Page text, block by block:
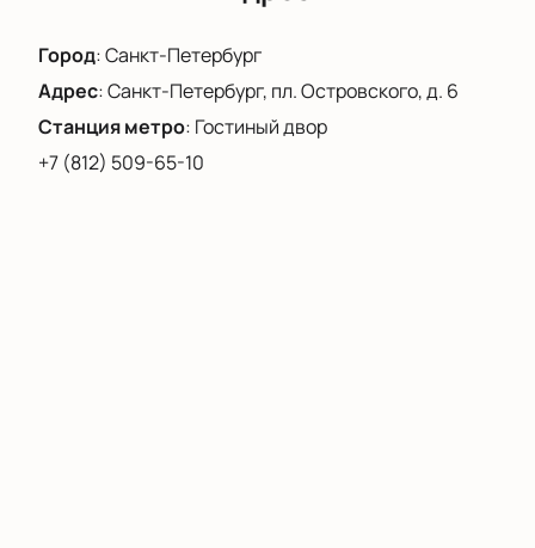
Город:Санкт-Петербург
Адрес:Санкт-Петербург, пл. Островского, д. 6
Станция метро: Гостиный двор
+7 (812) 509-65-10